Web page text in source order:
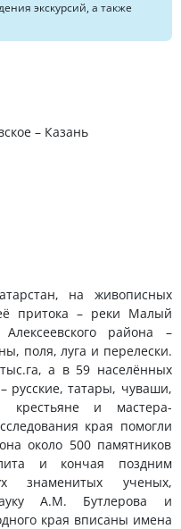
экскурсий, а также
– Казань
на живописных
притока – реки Малый
района –
поля, луга и перелески.
а в 59 населённых
русские, татары, чуваши,
крестьяне и мастера-
края помогли
около 500 памятников
и кончая поздним
знаменитых ученых,
А.М. Бутлерова и
края вписаны имена